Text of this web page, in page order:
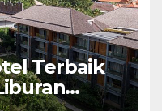
Terbaik